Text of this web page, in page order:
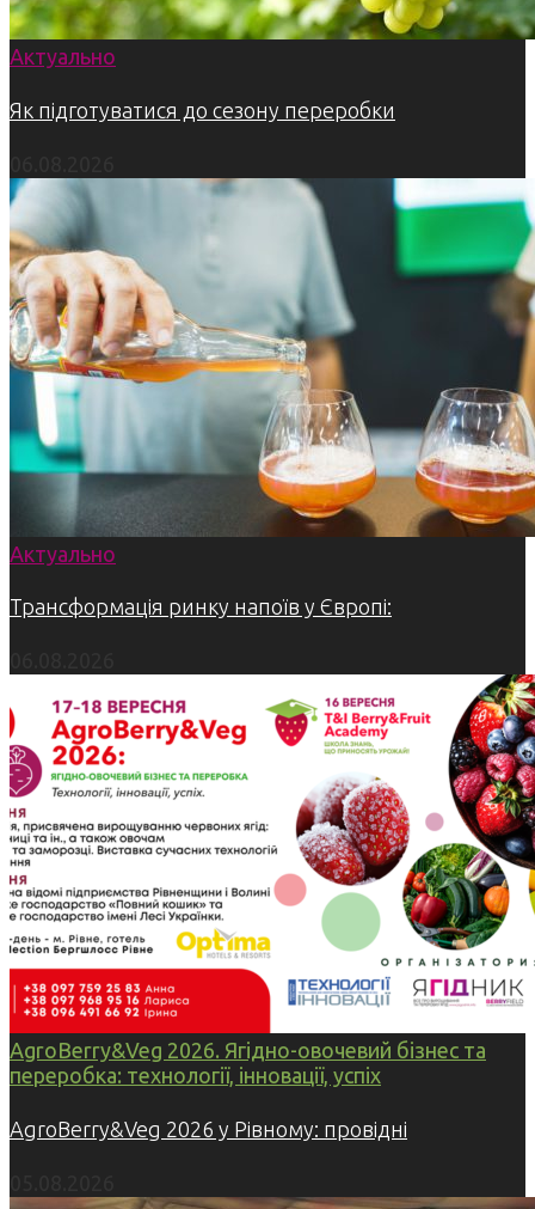
Актуально
Як підготуватися до сезону переробки
Актуально
Трансформація ринку напоїв у Європі:
AgroBerry&Veg 2026. Ягідно-овочевий бізнес та
переробка: технології, інновації, успіх
AgroBerry&Veg 2026 у Рівному: провідні